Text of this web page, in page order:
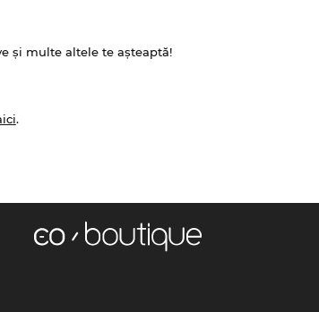
și multe altele te așteaptă!
.